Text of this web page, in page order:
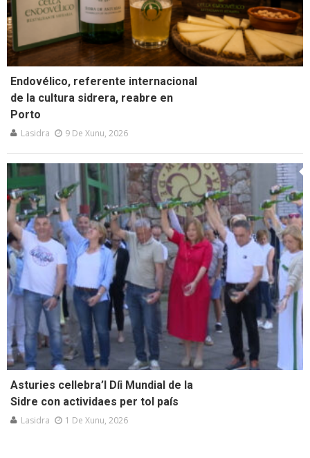
Endovélico, referente internacional
de la cultura sidrera, reabre en
Porto
Lasidra 9 De Xunu, 2026
Asturies cellebra’l Díi Mundial de la
Sidre con actividaes per tol país
Lasidra 1 De Xunu, 2026